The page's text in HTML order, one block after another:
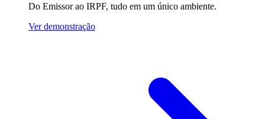
Do Emissor ao IRPF, tudo em um único ambiente.
Ver demonstração